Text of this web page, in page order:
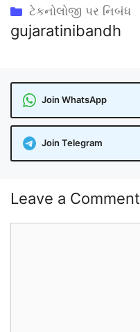
Categories
ટેકનોલોજી પર નિબંધ
gujaratinibandh
Join WhatsApp
Join Telegram
Leave a Comment